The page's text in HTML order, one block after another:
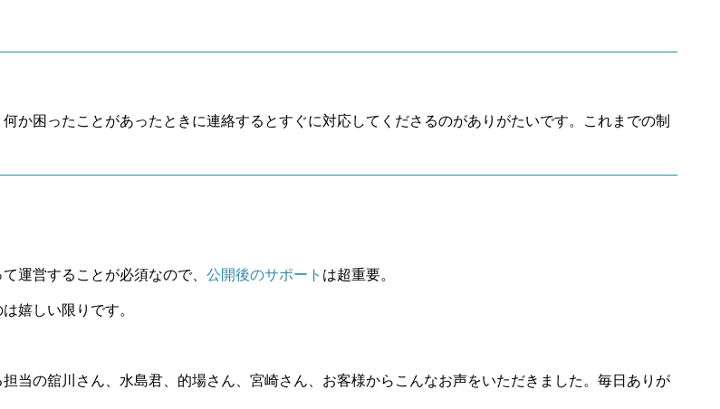
か困ったことがあったときに連絡するとすぐに対応してくださるのがありがたいです。これまでの制
運営することが必須なので、 公開後のサポート は超重要。
嬉しい限りです。
当の舘川さん、水島君、的場さん、宮崎さん、お客様からこんなお声をいただきました。毎日ありが